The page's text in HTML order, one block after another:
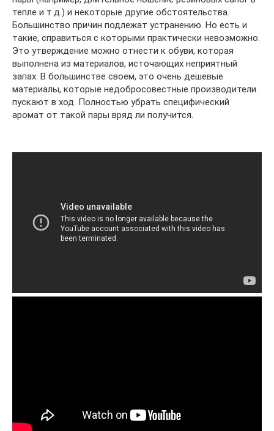
тепле и т.д.) и некоторые другие обстоятельства.
Большинство причин подлежат устранению. Но есть и
такие, справиться с которыми практически невозможно.
Это утверждение можно отнести к обуви, которая
выполнена из материалов, источающих неприятный
запах. В большинстве своем, это очень дешевые
материалы, которые недобросовестные производители
пускают в ход. Полностью убрать специфический
аромат от такой пары вряд ли получится.